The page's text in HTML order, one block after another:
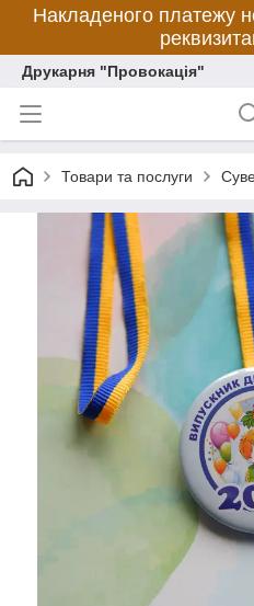
Накладеного платежу
Друкарня "Провокація"
Товари та послуги